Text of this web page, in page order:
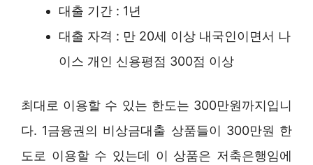
대출 기간 : 1년
대출 자격 : 만 20세 이상 내국인이면서 나
이스 개인 신용평점 300점 이상
최대로 이용할 수 있는 한도는 300만원까지입니
다. 1금융권의 비상금대출 상품들이 300만원 한
도로 이용할 수 있는데 이 상품은 저축은행임에